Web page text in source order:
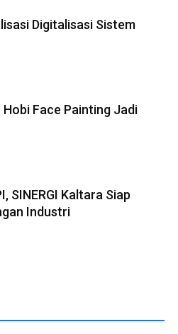
Digitalisasi Sistem
Hobi Face Painting Jadi
SINERGI Kaltara Siap
Industri